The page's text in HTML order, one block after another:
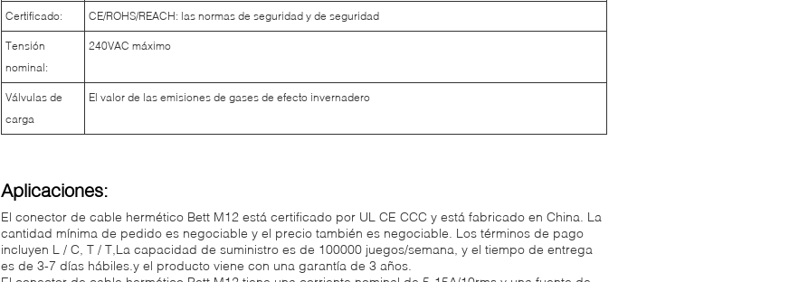
Certificado: CE/ROHS/REACH: las normas de seguridad y de seguridad
Tensión
nominal:
240VAC máximo
Válvulas de
carga
El valor de las emisiones de gases de efecto invernadero
Aplicaciones:
El conector de cable hermético Bett M12 está certificado por UL CE CCC y está fabricado en China. La
cantidad mínima de pedido es negociable y el precio también es negociable. Los términos de pago
incluyen L / C, T / T,La capacidad de suministro es de 100000 juegos/semana, y el tiempo de entrega
es de 3-7 días hábiles.y el producto viene con una garantía de 3 años.